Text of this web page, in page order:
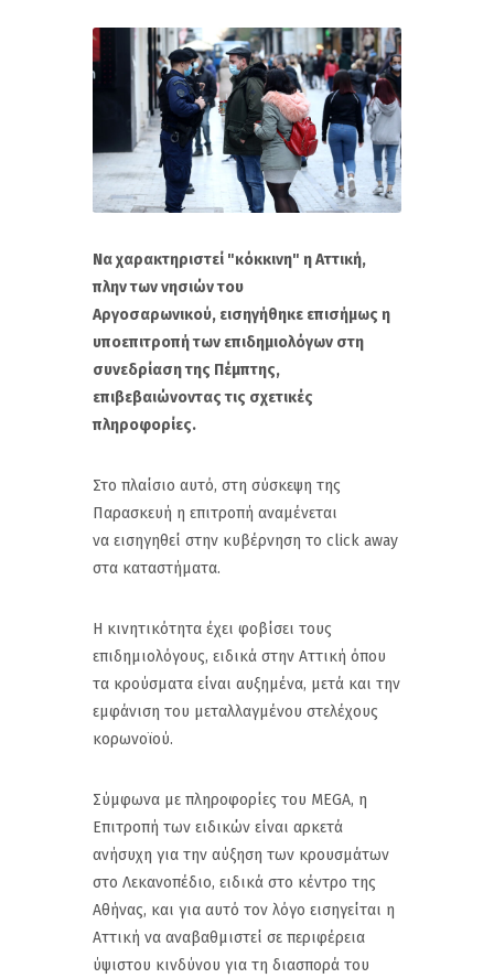
Να χαρακτηριστεί "κόκκινη" η Αττική,
πλην των νησιών του
Αργοσαρωνικού, εισηγήθηκε επισήμως η
υποεπιτροπή των επιδημιολόγων στη
συνεδρίαση της Πέμπτης,
επιβεβαιώνοντας τις σχετικές
πληροφορίες.
Στο πλαίσιο αυτό, στη σύσκεψη της
Παρασκευή η επιτροπή αναμένεται
να εισηγηθεί στην κυβέρνηση το click away
στα καταστήματα.
Η κινητικότητα έχει φοβίσει τους
επιδημιολόγους, ειδικά στην Αττική όπου
τα κρούσματα είναι αυξημένα, μετά και την
εμφάνιση του μεταλλαγμένου στελέχους
κορωνοϊού.
Σύμφωνα με πληροφορίες του MEGA, η
Επιτροπή των ειδικών είναι αρκετά
ανήσυχη για την αύξηση των κρουσμάτων
στο Λεκανοπέδιο, ειδικά στο κέντρο της
Αθήνας, και για αυτό τον λόγο εισηγείται η
Αττική να αναβαθμιστεί σε περιφέρεια
ύψιστου κινδύνου για τη διασπορά του